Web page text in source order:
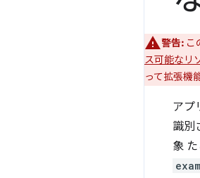
警告: こ
ス可能なリ
って拡張機
アプ
識別
象